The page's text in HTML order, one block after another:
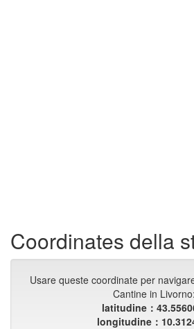
Coordinates della
Usare queste coordinate per
Cantine in
latitudine：
longitudine：